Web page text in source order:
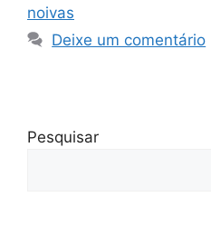
noivas
Deixe um comentário
Pesquisar